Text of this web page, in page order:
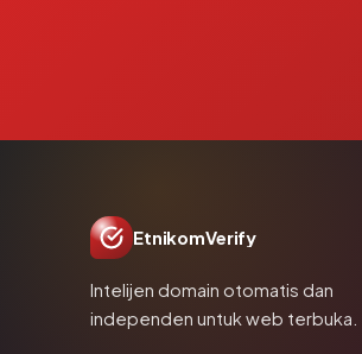
EtnikomVerify
Intelijen domain otomatis dan
independen untuk web terbuka.